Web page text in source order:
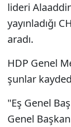
lideri
yayınladığı
aradı.
HDP Genel
şunlar
"Eş Genel
Genel